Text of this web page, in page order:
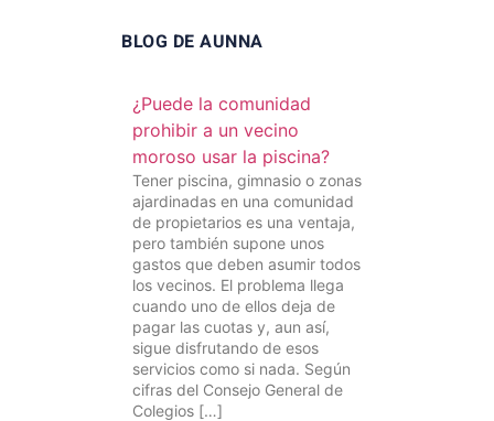
BLOG DE AUNNA
¿Puede la comunidad
prohibir a un vecino
moroso usar la piscina?
Tener piscina, gimnasio o zonas
ajardinadas en una comunidad
de propietarios es una ventaja,
pero también supone unos
gastos que deben asumir todos
los vecinos. El problema llega
cuando uno de ellos deja de
pagar las cuotas y, aun así,
sigue disfrutando de esos
servicios como si nada. Según
cifras del Consejo General de
Colegios […]